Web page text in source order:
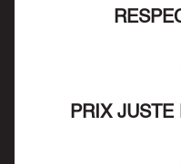
PRIX JUSTE